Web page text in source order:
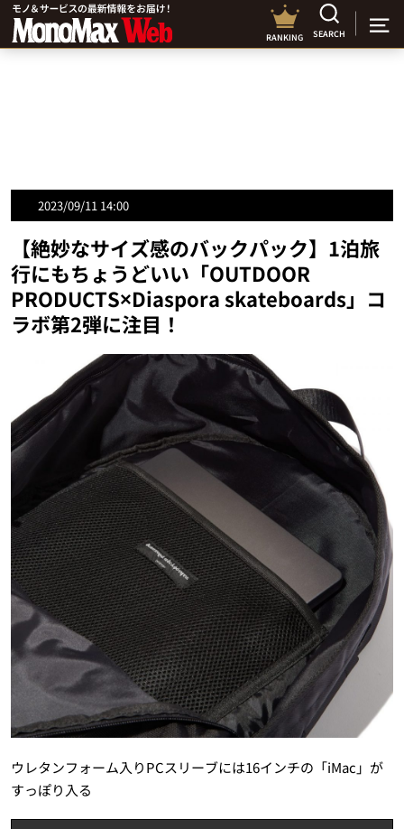
RANKING SEARCH
2023/09/11 14:00
【絶妙なサイズ感のバックパック】1泊旅
行にもちょうどいい「OUTDOOR
PRODUCTS×Diaspora skateboards」コ
ラボ第2弾に注目！
ウレタンフォーム入りPCスリーブには16インチの「iMac」が
すっぽり入る